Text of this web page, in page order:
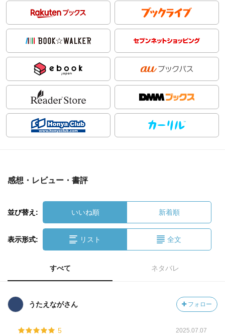
感想・レビュー・書評
並び替え: いいね順 新着順
表示形式: リスト 全文
すべて ネタバレ
うたえながさん フォロー
5 2025.07.07